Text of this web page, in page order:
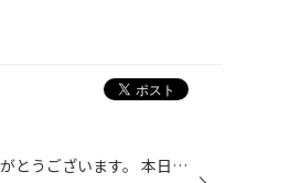
こんにちは！！ タイヤ館五所川原のWEBをご覧いただき ありがとうございます。 本日はお得がいっぱい メンテナンスパックを ご紹介します。 オイル交換と言えば４０００～５０００km走行後か 年間走行距離が少ない方なら半年に一回のペースでの 交換が一般的だと思いますが、 ( ﾟДﾟ) オイル交換忘れ...